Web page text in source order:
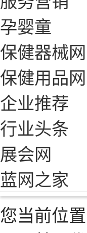
孕婴童
保健器械网
保健用品网
企业推荐
行业头条
展会网
蓝网之家
您当前位置